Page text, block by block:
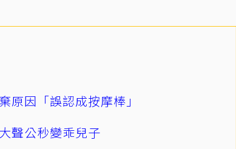
原因「誤認成按摩棒」
聲公秒變乖兒子